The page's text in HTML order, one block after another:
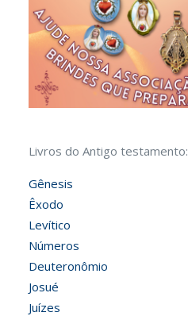
Livros do Antigo testamento:
Gênesis
Êxodo
Levítico
Números
Deuteronômio
Josué
Juízes